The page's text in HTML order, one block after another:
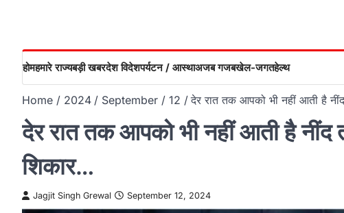
होमहमारे राज्यबड़ी खबरदेश विदेशपर्यटन / आस्थाअजब गजबखेल-जगतहेल्थ
Home 2024 September 12 देर रात तक आपको भी नहीं आती है
देर रात तक आपको भी नहीं आती है नींद
शिकार…
Jagjit Singh Grewal September 12, 2024